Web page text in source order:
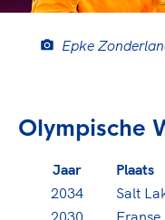
Epke
Olympische
Jaar
Plaats
2034
Salt
2030